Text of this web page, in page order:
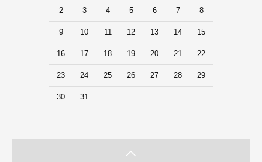
2 3 4 5 6 7 8
9 10 11 12 13 14 15
16 17 18 19 20 21 22
23 24 25 26 27 28 29
30 31